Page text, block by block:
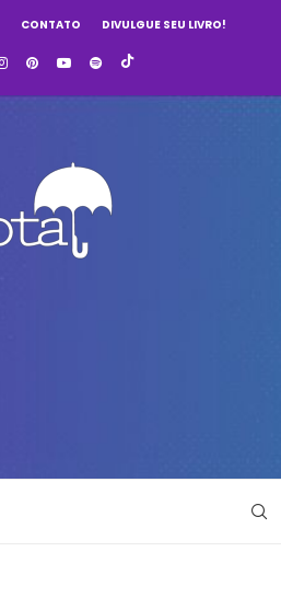
CONTATO DIVULGUE SEU LIVRO!